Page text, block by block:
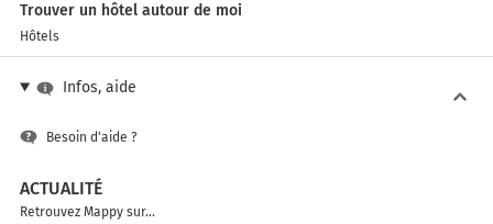
Trouver un hôtel autour de moi
Hôtels
Infos, aide
Besoin d'aide ?
ACTUALITÉ
Retrouvez Mappy sur...